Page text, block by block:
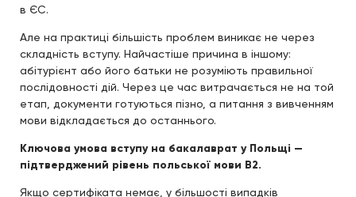
в ЄС.
Але на практиці більшість проблем виникає не через
складність вступу. Найчастіше причина в іншому:
абітурієнт або його батьки не розуміють правильної
послідовності дій. Через це час витрачається не на той
етап, документи готуються пізно, а питання з вивченням
мови відкладається до останнього.
Ключова умова вступу на бакалаврат у Польщі —
підтверджений рівень польської мови B2.
Якщо сертифіката немає, у більшості випадків